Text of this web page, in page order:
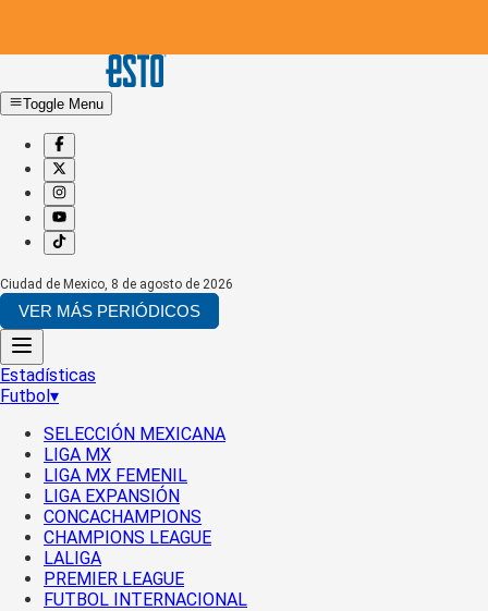
Toggle Menu
Ciudad de Mexico, 8 de agosto de 2026
VER MÁS PERIÓDICOS
Estadísticas
Futbol▾
SELECCIÓN MEXICANA
LIGA MX
LIGA MX FEMENIL
LIGA EXPANSIÓN
CONCACHAMPIONS
CHAMPIONS LEAGUE
LALIGA
PREMIER LEAGUE
FUTBOL INTERNACIONAL